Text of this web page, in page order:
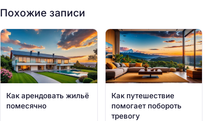
Похожие записи
Как арендовать жильё
помесячно
Как путешествие
помогает побороть
тревогу